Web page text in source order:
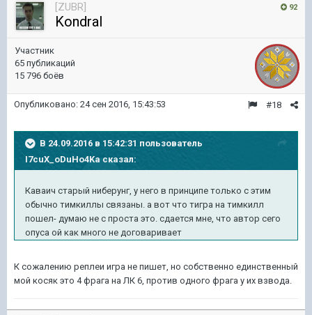
92
[ZUBR]
KondraI
Участник
65 публикаций
15 796 боёв
#18
Опубликовано: 24 сен 2016, 15:43:53
В 24.09.2016 в 15:42:31 пользователь
I7cuX_oDuHo4Ka сказал:
Каваич старый ниберунг, у него в принципе только с этим
обычно тимкиллы связаны. а вот что тигра на тимкилл
пошел- думаю не с проста это. сдается мне, что автор сего
опуса ой как много не договаривает
К сожалению реплеи игра не пишет, но собственно единственный
мой косяк это 4 фрага на ЛК 6, против одного фрага у их взвода.